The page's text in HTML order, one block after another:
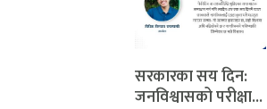
सरकारका सय दिन:
जनविश्वासको परीक्षा...